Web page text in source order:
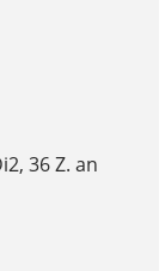
36 Z. an